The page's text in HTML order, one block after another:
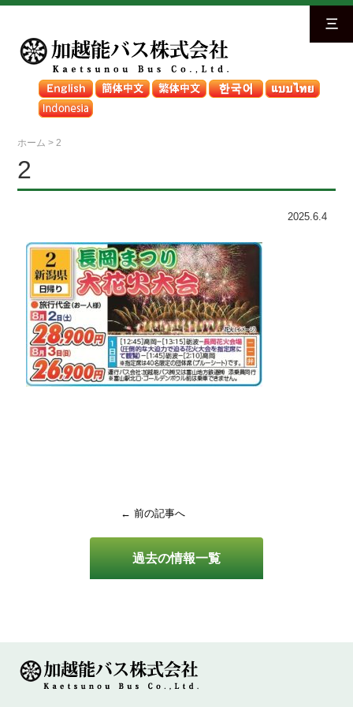
三
ホーム > 2
過去の情報一覧
2
2025.6.4
← 前の記事へ